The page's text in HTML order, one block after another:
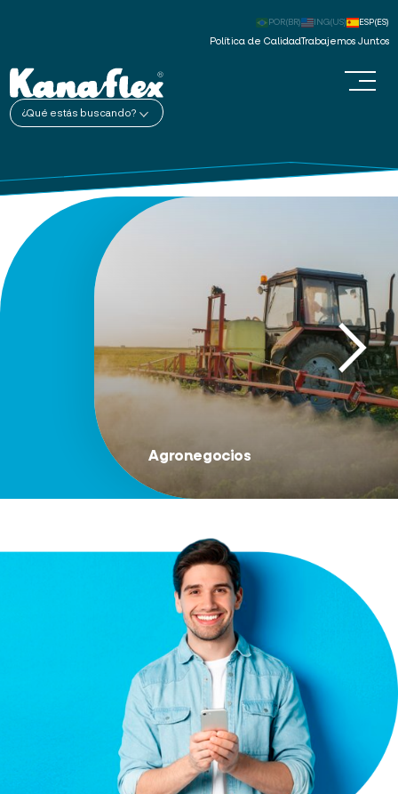
Política de CalidadTrabajemos Juntos
POR(BR) ING(US) ESP(ES)
¿Qué estás buscando?
Agronegocios